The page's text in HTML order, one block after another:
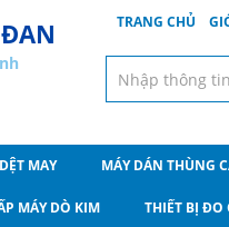
TRANG CHỦ
MAY MÁY DÁN THÙNG
MÁY DÒ KIM THIẾT BỊ ĐO